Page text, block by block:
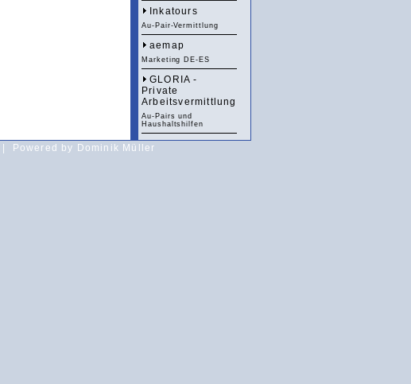
Inkatours
Au-Pair-Vermittlung
aemap
Marketing DE-ES
GLORIA -
Private
Arbeitsvermittlung
Au-Pairs und
Haushaltshilfen
| Powered by Dominik Müller